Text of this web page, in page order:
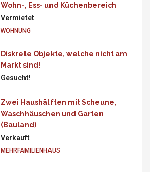
Wohn-, Ess- und Küchenbereich
Vermietet
WOHNUNG
Diskrete Objekte, welche nicht am
Markt sind!
Gesucht!
Zwei Haushälften mit Scheune,
Waschhäuschen und Garten
(Bauland)
Verkauft
MEHRFAMILIENHAUS